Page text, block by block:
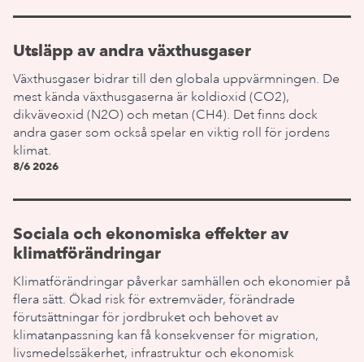
Utsläpp av andra växthusgaser
Växthusgaser bidrar till den globala uppvärmningen. De
mest kända växthusgaserna är koldioxid (CO2),
dikväveoxid (N2O) och metan (CH4). Det finns dock
andra gaser som också spelar en viktig roll för jordens
klimat.
8/6 2026
Sociala och ekonomiska effekter av
klimatförändringar
Klimatförändringar påverkar samhällen och ekonomier på
flera sätt. Ökad risk för extremväder, förändrade
förutsättningar för jordbruket och behovet av
klimatanpassning kan få konsekvenser för migration,
livsmedelssäkerhet, infrastruktur och ekonomisk